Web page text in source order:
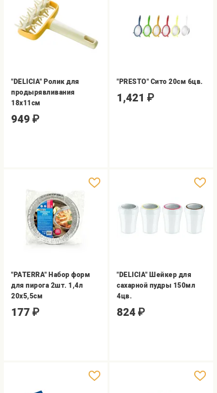
"DELICIA" Ролик для
продырявливания
18х11см
949 ₽
"PRESTO" Сито 20см 6цв.
1,421 ₽
"PATERRA" Набор форм
для пирога 2шт. 1,4л
20х5,5см
177 ₽
"DELICIA" Шейкер для
сахарной пудры 150мл
4цв.
824 ₽